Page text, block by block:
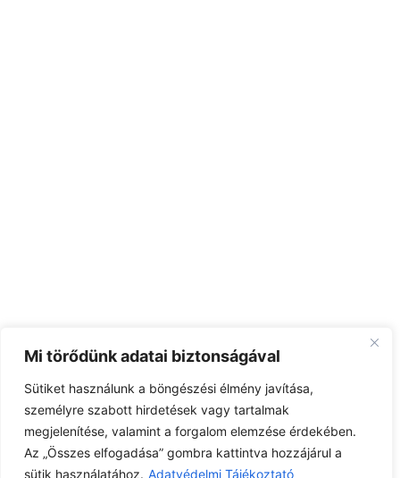
Mi törődünk adatai biztonságával
Sütiket használunk a böngészési élmény javítása,
személyre szabott hirdetések vagy tartalmak
megjelenítése, valamint a forgalom elemzése érdekében.
Az „Összes elfogadása” gombra kattintva hozzájárul a
sütik használatához. Adatvédelmi Tájékoztató